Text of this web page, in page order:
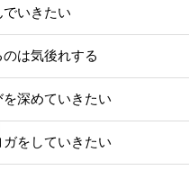
いきたい
は気後れする
深めていきたい
をしていきたい